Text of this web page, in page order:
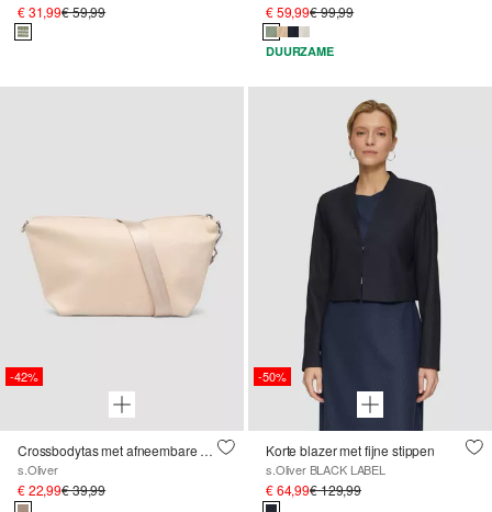
€ 31,99€ 59,99 € 59,99€ 99,99
DUURZAME
-42%
Crossbodytas met afneembare schouderriem
s.Oliver
€ 22,99€ 39,99
-50%
Korte blazer met fijne stippen
s.Oliver BLACK LABEL
€ 64,99€ 129,99